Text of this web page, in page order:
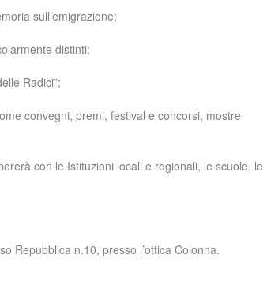
sull’emigrazione;
distinti;
Radici”;
convegni, premi, festival e concorsi, mostre
con le Istituzioni locali e regionali, le scuole, le
Repubblica n.10, presso l’ottica Colonna.